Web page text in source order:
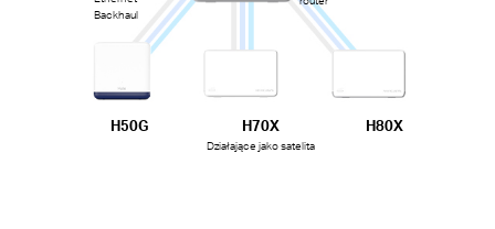
H70X
Działające jako satelita
H80X
H50G
Backhaul